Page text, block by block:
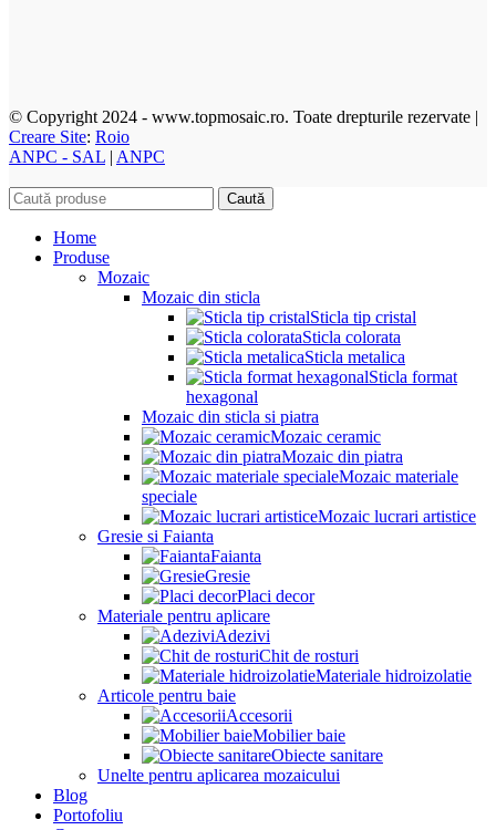
© Copyright 2024 - www.topmosaic.ro. Toate drepturile rezervate |
Creare Site: Roio
ANPC - SAL | ANPC
Caută
Home
Produse
Mozaic
Mozaic din sticla
Sticla tip cristal
Sticla colorata
Sticla metalica
Sticla format
hexagonal
Mozaic din sticla si piatra
Mozaic ceramic
Mozaic din piatra
Mozaic materiale
speciale
Mozaic lucrari artistice
Gresie si Faianta
Faianta
Gresie
Placi decor
Materiale pentru aplicare
Adezivi
Chit de rosturi
Materiale hidroizolatie
Articole pentru baie
Accesorii
Mobilier baie
Obiecte sanitare
Unelte pentru aplicarea mozaicului
Blog
Portofoliu